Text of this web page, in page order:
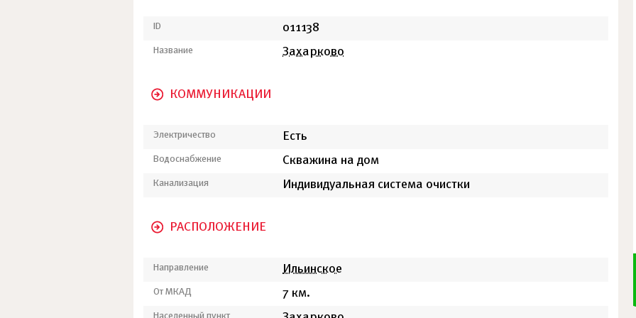
ID 011138
Название Захарково
КОММУНИКАЦИИ
Электричество Есть
Водоснабжение Скважина на дом
Канализация Индивидуальная система очистки
РАСПОЛОЖЕНИЕ
Направление Ильинское
От МКАД 7 км.